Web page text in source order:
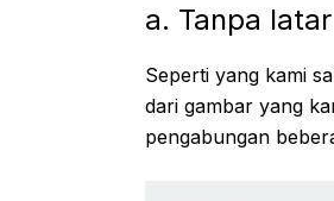
a. Tanpa
Seperti yang kami
dari gambar yang
pengabungan